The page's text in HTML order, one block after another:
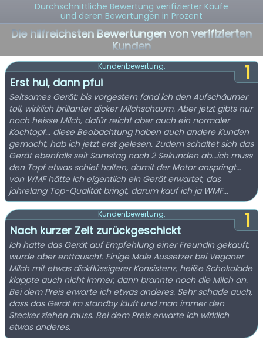
Durchschnittliche Bewertung verifizierter Käufe
und deren Bewertungen in Prozent
Die hilfreichsten Bewertungen von verifizierten
Kunden
1
Kundenbewertung:
Erst hui, dann pfui
Seltsames Gerät: bis vorgestern fand ich den Aufschäumer
toll, wirklich brillanter dicker Milchschaum. Aber jetzt gibts nur
noch heisse Milch, dafür reicht aber auch ein normaler
Kochtopf... diese Beobachtung haben auch andere Kunden
gemacht, hab ich jetzt erst gelesen. Zudem schaltet sich das
Gerät ebenfalls seit Samstag nach 2 Sekunden ab...ich muss
den Topf etwas schief halten, damit der Motor anspringt...
von WMF hätte ich eigentlich ein Gerät erwartet, das
jahrelang Top-Qualität bringt, darum kauf ich ja WMF...
1
Kundenbewertung:
Nach kurzer Zeit zurückgeschickt
Ich hatte das Gerät auf Empfehlung einer Freundin gekauft,
wurde aber enttäuscht. Einige Male Aussetzer bei Veganer
Milch mit etwas dickflüssigerer Konsistenz, heiße Schokolade
klappte auch nicht immer, dann brannte noch die Milch an.
Bei dem Preis erwarte ich etwas anderes. Sehr schade auch,
dass das Gerät im standby läuft und man immer den
Stecker ziehen muss. Bei dem Preis erwarte ich wirklich
etwas anderes.